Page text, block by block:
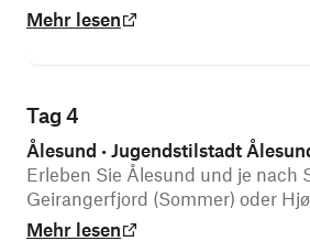
Stadtrundfahrt.
Mehr lesen
Tag 4
Ålesund • Jugendstilstadt
Erleben Sie Ålesund und je nach
Geirangerfjord (Sommer) oder
(Frühling & Herbst).
Mehr lesen